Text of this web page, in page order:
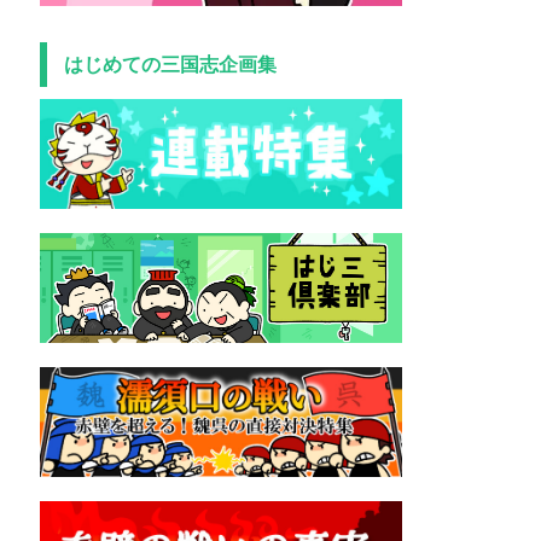
はじめての三国志企画集